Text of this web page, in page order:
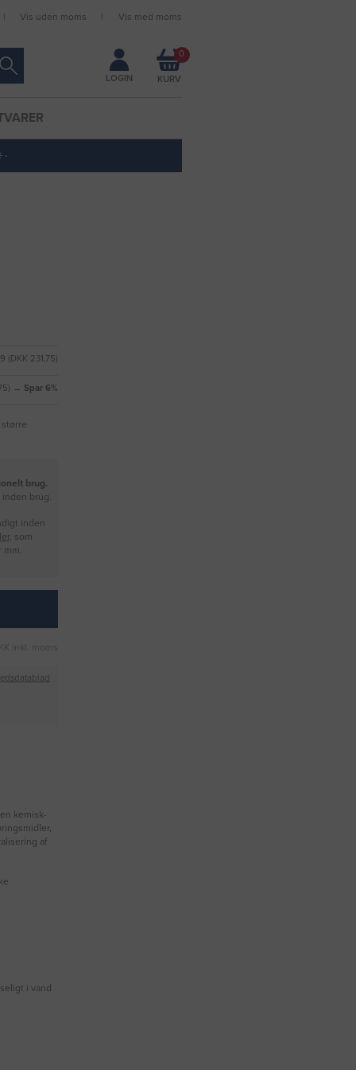
Forbliv logget ind
Vis uden moms Vis med moms
LOGIN
0
(DKK 231,75)
→ Spar 6%
brug.
brug.
inden
, som
mm.
inkl. moms
kemisk-
af
i vand